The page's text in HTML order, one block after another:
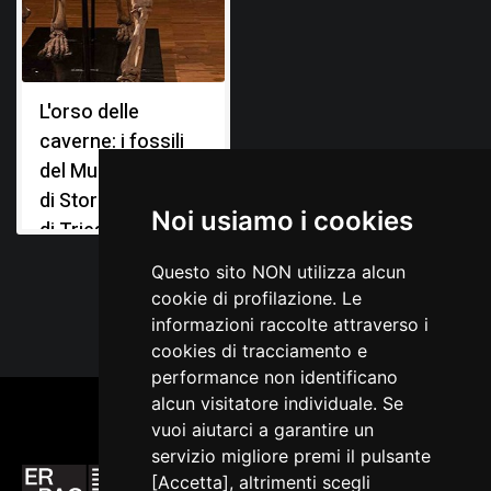
Noi usiamo i cookies
Questo sito NON utilizza alcun
cookie di profilazione. Le
informazioni raccolte attraverso i
cookies di tracciamento e
performance non identificano
alcun visitatore individuale. Se
vuoi aiutarci a garantire un
servizio migliore premi il pulsante
[Accetta], altrimenti scegli
Marchesetti C., Relazione sugli scavi paletonologici
eseguiti nel 1904, in Bollettino della Società Adriatica di
Scienze Naturali in Trieste, Trieste 1907, 23
Perko G. A., La fauna diluviale della caverna degli Orsi
presso Nabresina, in Il Tourista, Trieste 1904, XI, n. 1-4
L'orso delle
caverne: i fossili
del Museo Civico
di Storia Naturale
di Trieste